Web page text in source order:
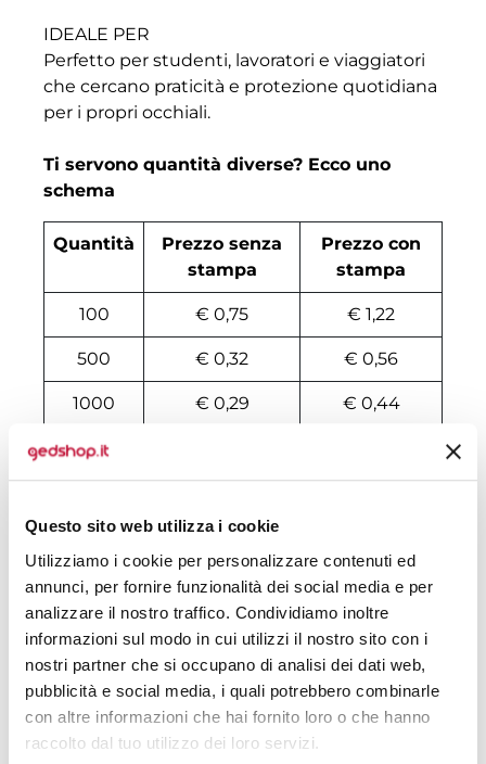
Questo sito web utilizza i cookie
Utilizziamo i cookie per personalizzare contenuti ed
annunci, per fornire funzionalità dei social media e per
analizzare il nostro traffico. Condividiamo inoltre
informazioni sul modo in cui utilizzi il nostro sito con i
nostri partner che si occupano di analisi dei dati web,
pubblicità e social media, i quali potrebbero combinarle
con altre informazioni che hai fornito loro o che hanno
raccolto dal tuo utilizzo dei loro servizi.
IDEALE PER
Perfetto per studenti, lavoratori e viaggiatori
che cercano praticità e protezione quotidiana
per i propri occhiali.
Ti servono quantità diverse? Ecco uno
schema
Quantità
Prezzo senza
stampa
Prezzo con
stampa
100 € 0,75 € 1,22
500 € 0,32 € 0,56
1000 € 0,29 € 0,44
2000
4000 € 0,29
5000 € 0,29 € 0,34
7000 € 0,28 € 0,33
8000 € 0,28 € 0,31